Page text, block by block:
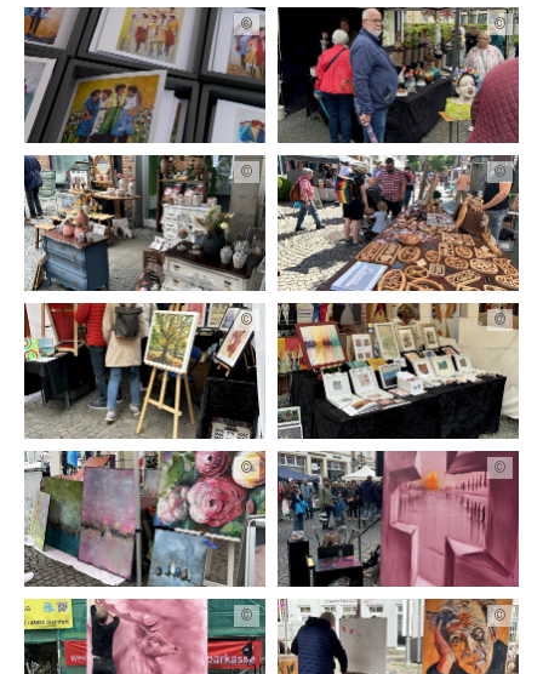
© ©
© ©
© ©
© ©
© ©